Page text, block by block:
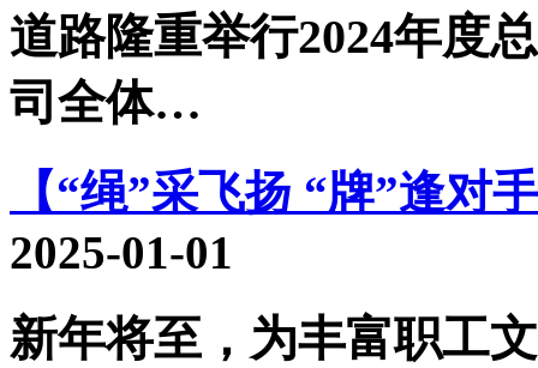
道路隆重举行2024年度
司全体…
【“绳”采飞扬 “牌”逢
2025-01-01
新年将至，为丰富职工